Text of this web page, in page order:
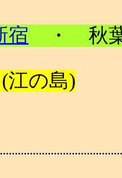
宿 ・ 秋
の島)